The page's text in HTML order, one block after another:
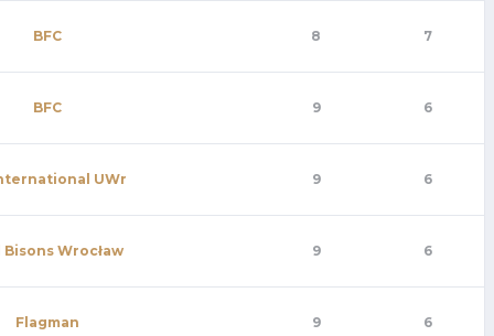
BFC 8 7
BFC 9 6
UWr 9 6
Bisons Wrocław 9 6
Flagman 9 6